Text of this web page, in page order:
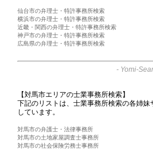
仙台市の弁理士・特許事務所検索
横浜市の弁理士・特許事務所検索
近畿・関西の弁理士・特許事務所検索
神戸市の弁理士・特許事務所検索
広島県の弁理士・特許事務所検索
- Yomi-
【対馬市エリアの士業事務所検索】
下記のリストは、士業事務所検索の各姉
しています。
対馬市の弁護士・法律事務所
対馬市の土地家屋調査士事務所
対馬市の社会保険労務士事務所